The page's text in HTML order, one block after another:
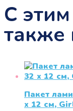
С
также
Пакет
x 12 см,